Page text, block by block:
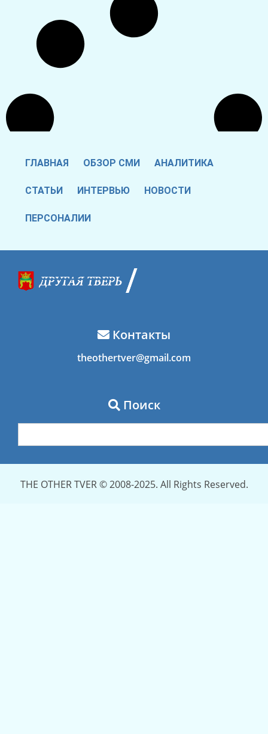
ГЛАВНАЯ ОБЗОР СМИ АНАЛИТИКА
СТАТЬИ ИНТЕРВЬЮ НОВОСТИ
ПЕРСОНАЛИИ
Контакты
theothertver@gmail.com
Поиск
THE OTHER TVER © 2008-2025. All Rights Reserved.